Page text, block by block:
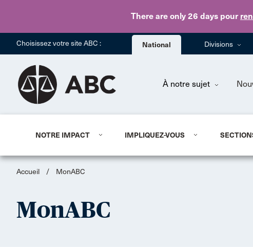
There are only 26 days pour
Choisissez votre site ABC : National Divisions
À notre sujet
NOTRE IMPACT IMPLIQUEZ-VOUS
Accueil / MonABC
MonABC